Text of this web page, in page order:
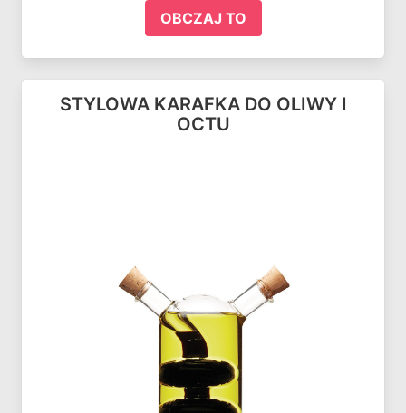
OBCZAJ TO
STYLOWA KARAFKA DO OLIWY I
OCTU